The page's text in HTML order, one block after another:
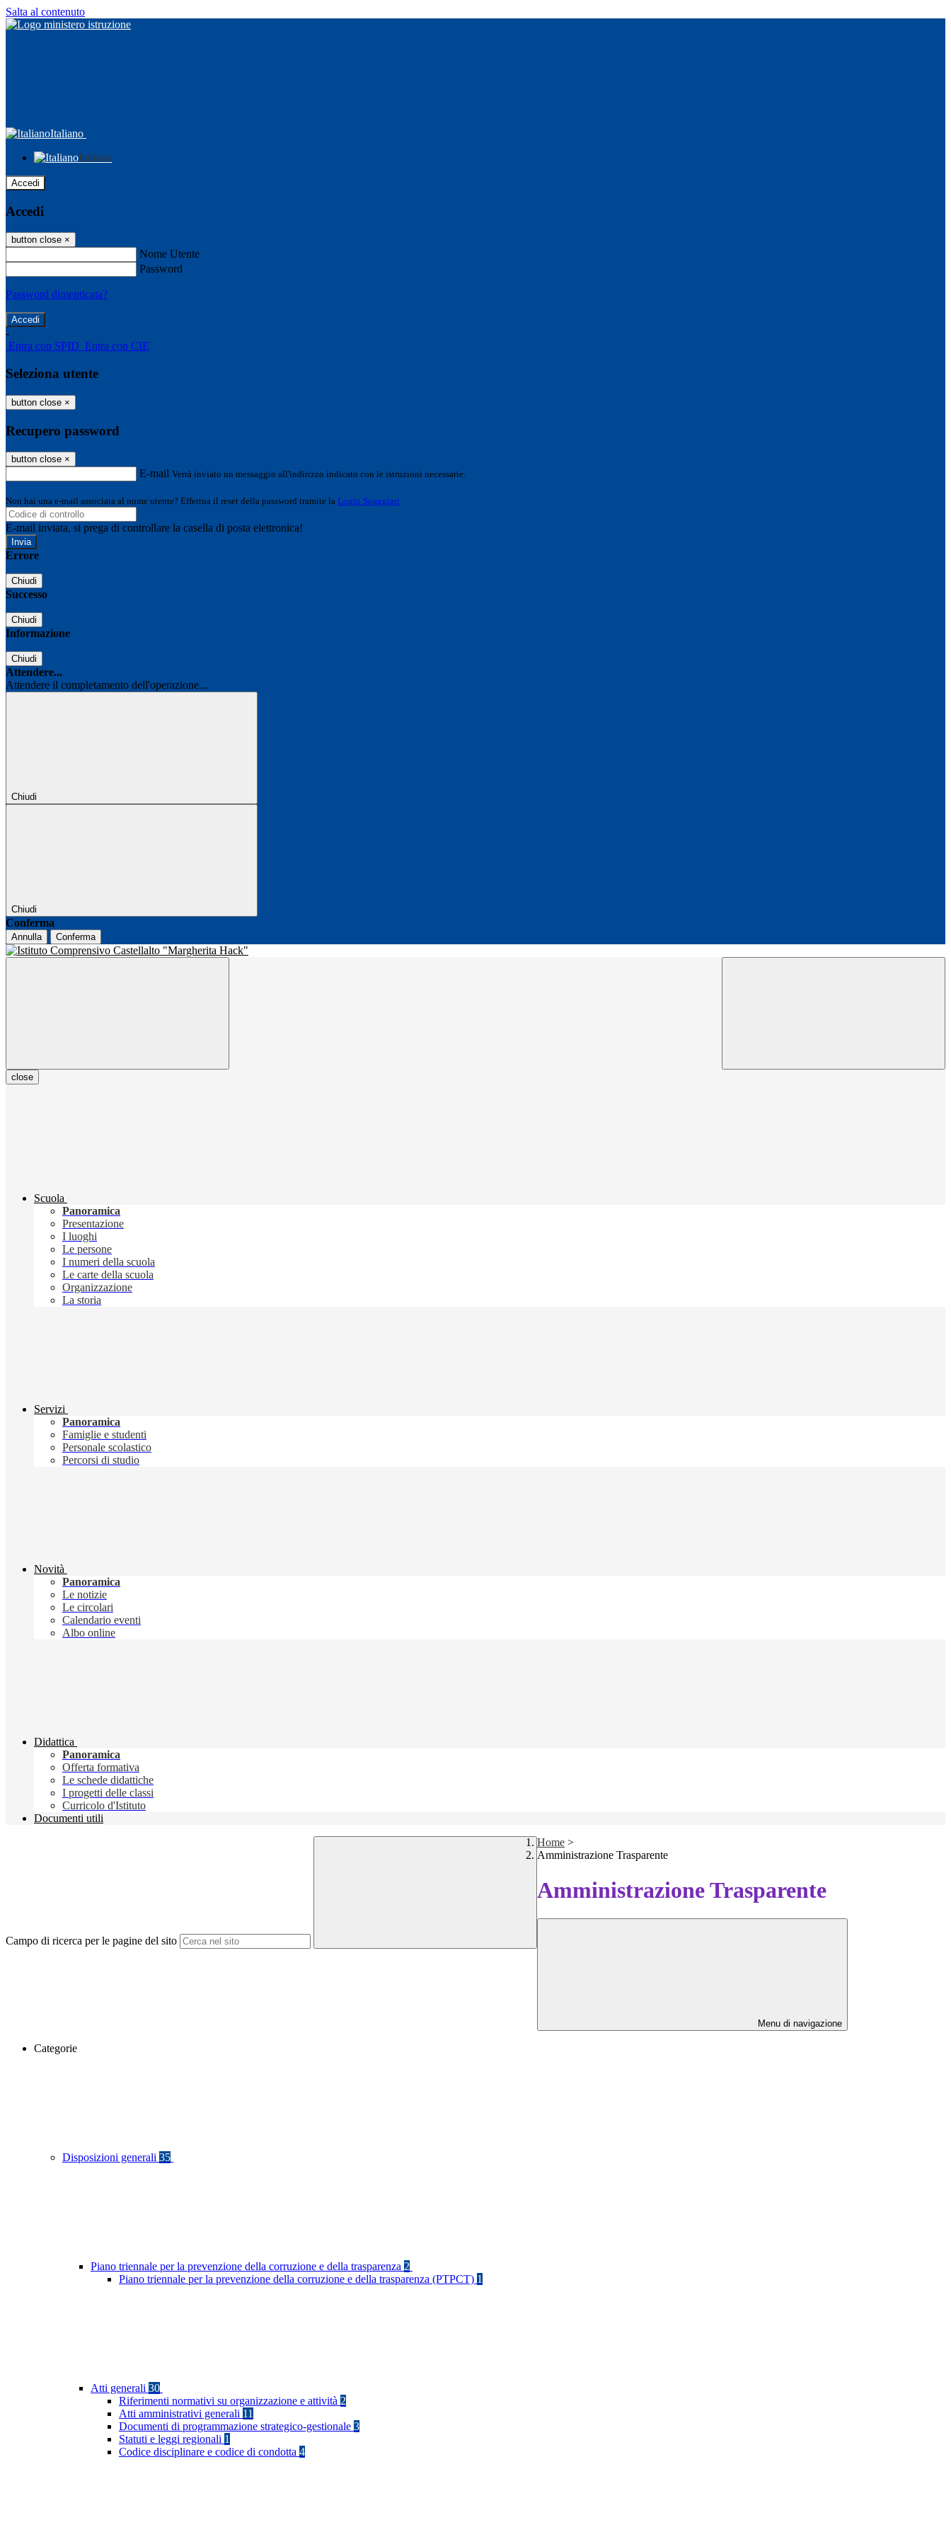
Salta al contenuto
Italiano
Italiano
Accedi
Accedi
button close ×
Nome Utente
Password
Password dimenticata?
-
Entra con SPID Entra con CIE
Seleziona utente
button close ×
Recupero password
button close ×
E-mail Verrà inviato un messaggio all'indirizzo indicato con le istruzioni necessarie.
Non hai una e-mail associata al nome utente? Effettua il reset della password tramite la Login Spaggiari
E-mail inviata, si prega di controllare la casella di posta elettronica!
Errore
Chiudi
Successo
Chiudi
Informazione
Chiudi
Attendere...
Attendere il completamento dell'operazione...
Chiudi
Chiudi
Conferma
Annulla Conferma
close
Scuola
Panoramica
Presentazione
I luoghi
Le persone
I numeri della scuola
Le carte della scuola
Organizzazione
La storia
Servizi
Panoramica
Famiglie e studenti
Personale scolastico
Percorsi di studio
Novità
Panoramica
Le notizie
Le circolari
Calendario eventi
Albo online
Didattica
Panoramica
Offerta formativa
Le schede didattiche
I progetti delle classi
Curricolo d'Istituto
Documenti utili
Campo di ricerca per le pagine del sito
Home >
Amministrazione Trasparente
Amministrazione Trasparente
Menu di navigazione
Categorie
Disposizioni generali 35
Piano triennale per la prevenzione della corruzione e della trasparenza 2
Piano triennale per la prevenzione della corruzione e della trasparenza (PTPCT) 1
Atti generali 30
Riferimenti normativi su organizzazione e attività 2
Atti amministrativi generali 11
Documenti di programmazione strategico-gestionale 3
Statuti e leggi regionali 1
Codice disciplinare e codice di condotta 4